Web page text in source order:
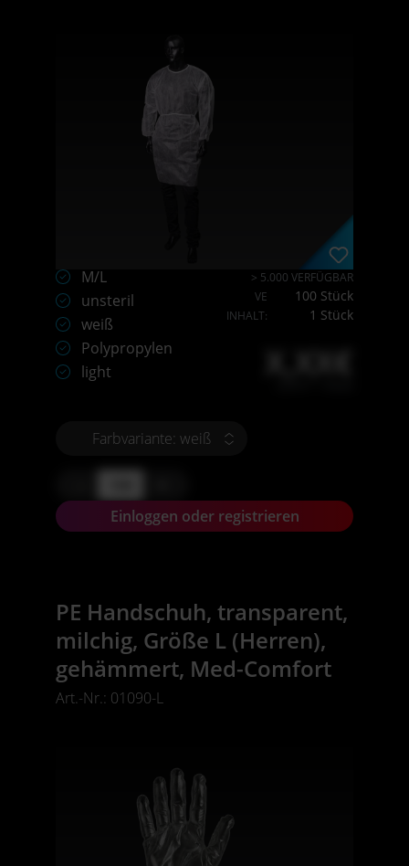
M/L
unsteril
weiß
Polypropylen
light
> 5.000 VERFÜGBAR
VE
100 Stück
INHALT: 1 Stück
X,XX€
Farbvariante: weiß
Einloggen oder registrieren
PE Handschuh, transparent,
milchig, Größe L (Herren),
gehämmert, Med-Comfort
Art.-Nr.: 01090-L